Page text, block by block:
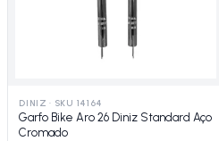
DINIZ · SKU 14164
Garfo Bike Aro 26 Diniz Standard Aço
Cromado